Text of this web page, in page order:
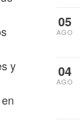
y
05
AGO
04
AGO